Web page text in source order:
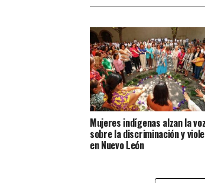
Mujeres indígenas alzan la voz
sobre la discriminación y
en Nuevo León